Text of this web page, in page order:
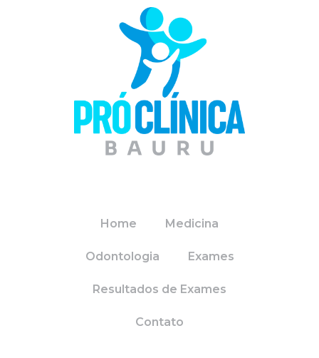
Home Medicina
Odontologia Exames
Resultados de Exames
Contato